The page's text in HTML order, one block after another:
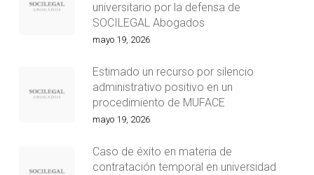
universitario por la defensa de
SOCILEGAL Abogados
mayo 19, 2026
Estimado un recurso por silencio
administrativo positivo en un
procedimiento de MUFACE
mayo 19, 2026
Caso de éxito en materia de
contratación temporal en universidad